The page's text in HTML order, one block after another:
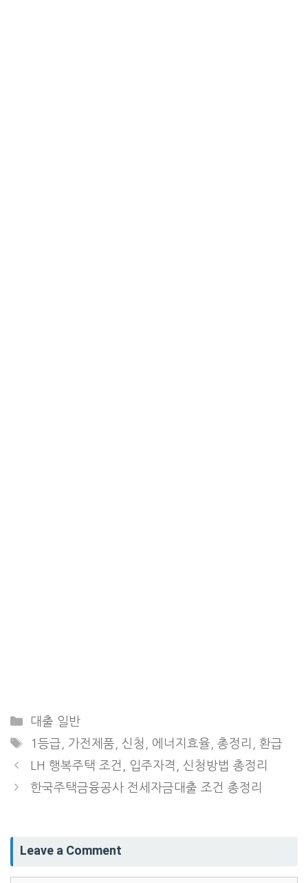
Categories
대출 일반
Tags
1등급 가전제품 신청 에너지효율 총정리
환급
LH 행복주택 조건, 입주자격, 신청방법 총정리
한국주택금융공사 전세자금대출 조건 총정리
Leave a Comment